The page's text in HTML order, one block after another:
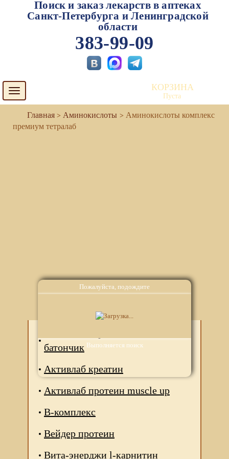
Пожалуйста, подождите
Выполняется поиск
Поиск и заказ лекарств в аптеках
Санкт-Петербурга и Ленинградской
области
383-99-09
Toggle
navigation
КОРЗИНА
Пуста
Аминокислоты
Аминокислоты комплекс
премиум тетралаб
батончик
Активлаб креатин
Активлаб протеин muscle up
В-комплекс
Вейдер протеин
Вита-энерджи l-карнитин